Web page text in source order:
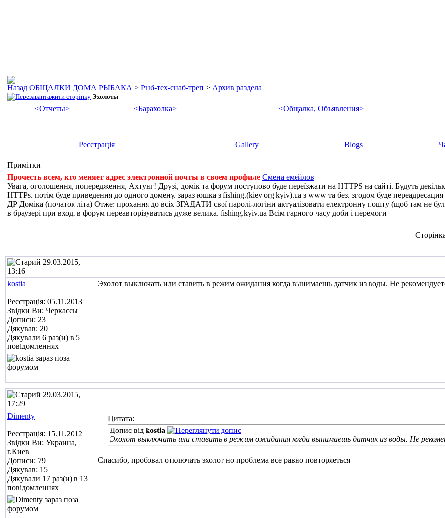
ОБЩАЛКИ ДОМА РЫБАКА > Рыб-тех-снаб-треп > Архив раздела
Эхолоты
<Отчеты>
<Барахолка> <Общалка, Объявления>
Реєстрація Gallery Blogs
Примітки
Прочесть всем, кто меняет адрес электронной почты в своем профиле Смена емейлов
Увага, оголошення, попередження, Ахтунг! Друзі, домік та форум поступово буде переїзжати на HTTPS на сайті. Будуть
HTTPs. потім буде приведення до одного домену. зараз юшка з fishing.(kiev|org|kyiv).ua з www та без. згодом буде
ДР Доміка (початок літа) Отже: прохання до всіх ЗГАДАТИ свої паролі-логіни актуалізовати електронну пошту (щоб там не
в браузері при вході в форум переавторізуватись дуже велика. fishing.kyiv.ua Всім гарного часу доби і перемоги
29.03.2015,
13:16
kostia
Реєстрація: 05.11.2013
Звідки Ви: Черкассы
Дописи: 23
Дякував: 20
Дякували 6 раз(и) в 5
повідомленнях
Эхолот выключать или ставить в режим ожидания когда вынимаешь датчик из воды. Не
29.03.2015,
17:29
Dimenty
Реєстрація: 15.11.2012
Звідки Ви: Украина,
г.Киев
Дописи: 79
Дякував: 15
Дякували 17 раз(и) в 13
повідомленнях
Цитата:
Допис від kostia
Эхолот выключать или ставить в режим ожидания когда вынимаешь датчик из воды. Не
Спасибо, пробовал отключать эхолот но проблема все равно повторяеться